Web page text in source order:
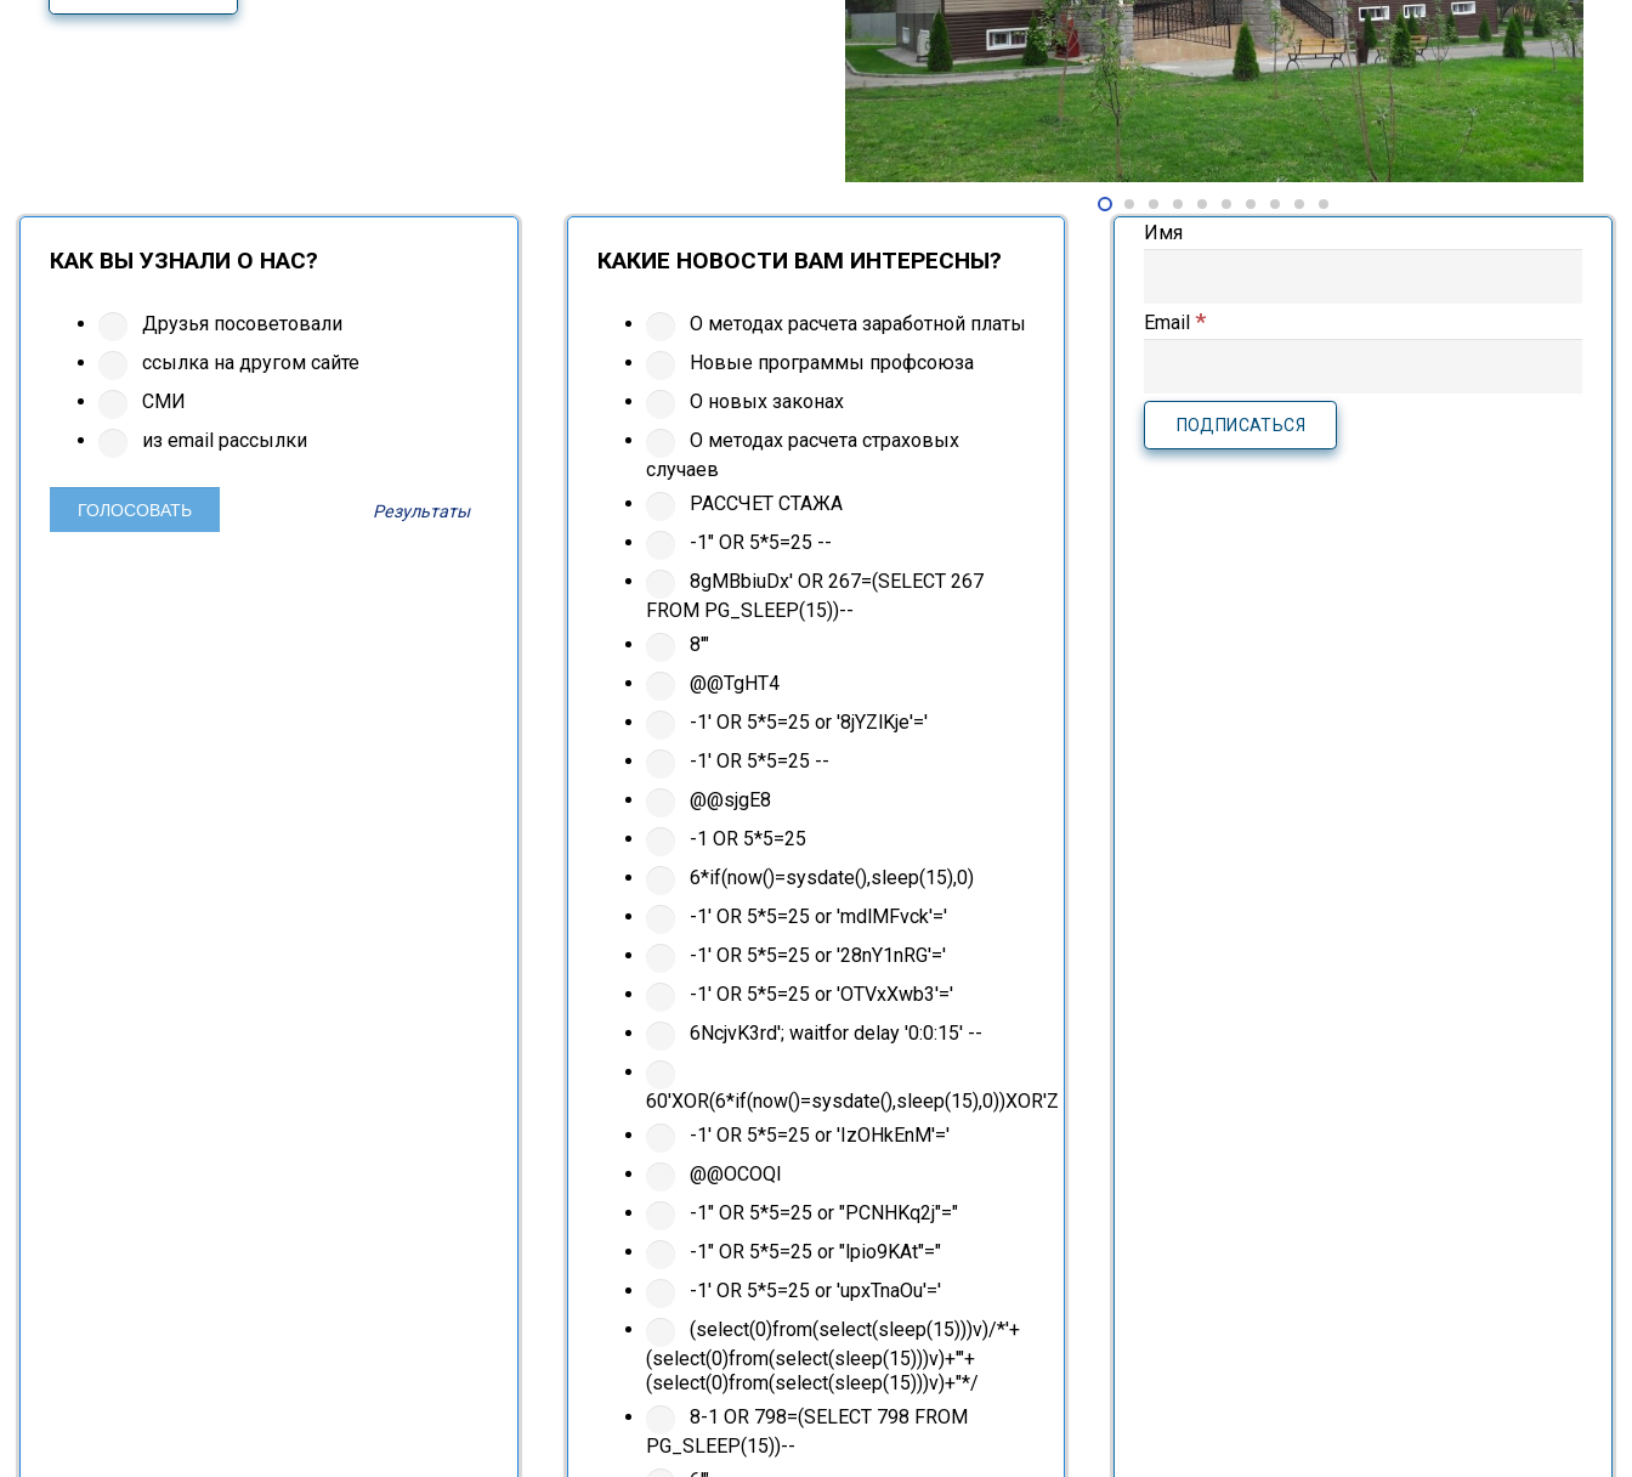
КАК ВЫ УЗНАЛИ О НАС?
Друзья посоветовали
ссылка на другом сайте
СМИ
из email рассылки
Результаты
КАКИЕ НОВОСТИ ВАМ ИНТЕРЕСНЫ?
О методах расчета заработной платы
Новые программы профсоюза
О новых законах
О методах расчета страховых
случаев
РАССЧЕТ СТАЖА
-1" OR 5*5=25 --
8gMBbiuDx' OR 267=(SELECT 267
FROM PG_SLEEP(15))--
8'"
@@TgHT4
-1' OR 5*5=25 or '8jYZlKje'='
-1' OR 5*5=25 --
@@sjgE8
-1 OR 5*5=25
6*if(now()=sysdate(),sleep(15),0)
-1' OR 5*5=25 or 'mdlMFvck'='
-1' OR 5*5=25 or '28nY1nRG'='
-1' OR 5*5=25 or 'OTVxXwb3'='
6NcjvK3rd'; waitfor delay '0:0:15' --
60'XOR(6*if(now()=sysdate(),sleep(15),0))XOR'Z
-1' OR 5*5=25 or 'IzOHkEnM'='
@@OCOQl
-1" OR 5*5=25 or "PCNHKq2j"="
-1" OR 5*5=25 or "lpio9KAt"="
-1' OR 5*5=25 or 'upxTnaOu'='
(select(0)from(select(sleep(15)))v)/*'+
(select(0)from(select(sleep(15)))v)+'"+
(select(0)from(select(sleep(15)))v)+"*/
8-1 OR 798=(SELECT 798 FROM
PG_SLEEP(15))--
Имя
Email*